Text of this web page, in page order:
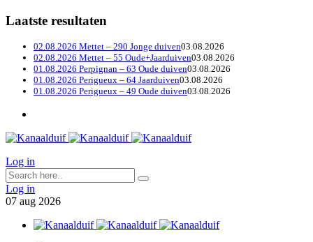
Laatste resultaten
02.08.2026 Mettet – 290 Jonge duiven03.08.2026
02.08.2026 Mettet – 55 Oude+Jaarduiven03.08.2026
01.08.2026 Perpignan – 63 Oude duiven03.08.2026
01.08.2026 Perigueux – 64 Jaarduiven03.08.2026
01.08.2026 Perigueux – 49 Oude duiven03.08.2026
Log in
Log in
07 aug 2026